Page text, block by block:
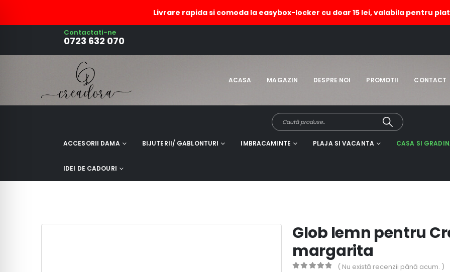
Livrare rapida si comoda la easybox-locker cu doar 15 lei, valabila pentru
Contactati-ne
0723 632 070
ACASA MAGAZIN DESPRE NOI PROMOTII CONTACT
ACCESORII DAMA BIJUTERII/ GABLONTURI IMBRACAMINTE PLAJA SI VACANTA CASA SI
IDEI DE CADOURI
Glob lemn pentru Craciun, Snowman in
margarita
Glob lemn pentru
margarita
( Nu există recenzii până acum. )